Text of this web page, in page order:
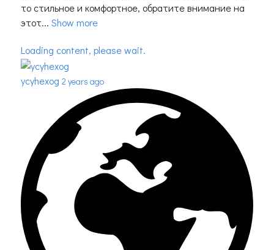
то стильное и комфортное, обратите внимание на
этот... Show more
Loading content, please wait.
ycyhexog 2 years ago